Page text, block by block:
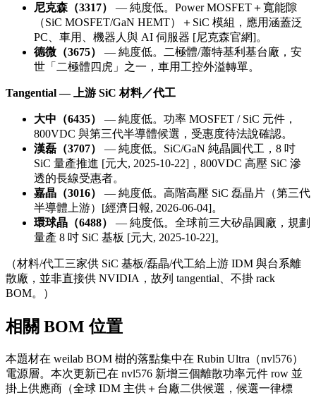
尼克森（3317）
— 純度低。Power MOSFET＋寬能隙
（SiC MOSFET/GaN HEMT）＋SiC 模組，應用涵蓋泛
PC、車用、機器人與 AI 伺服器 [尼克森官網]。
德微（3675）
— 純度低。二極體/蕭特基利基台廠，安
世「二極體四虎」之一，車用工控外溢轉單。
Tangential — 上游 SiC 材料／代工
大中（6435）
— 純度低。功率 MOSFET / SiC 元件，
800VDC 與第三代半導體候選，受惠度待法說確認。
漢磊（3707）
— 純度低。SiC/GaN 純晶圓代工，8 吋
SiC 量產推進 [元大, 2025-10-22]，800VDC 高壓 SiC 滲
透的長線受惠者。
嘉晶（3016）
— 純度低。高階高壓 SiC 磊晶片（第三代
半導體上游）[經濟日報, 2026-06-04]。
環球晶（6488）
— 純度低。全球前三大矽晶圓廠，規劃
量產 8 吋 SiC 基板 [元大, 2025-10-22]。
（材料/代工三家供 SiC 基板/磊晶/代工給上游 IDM 與台系離
散廠，並非直接供 NVIDIA，故列 tangential、不掛 rack
BOM。）
相關 BOM 位置
本題材在 weilab BOM 樹的落點集中在 Rubin Ultra（nvl576）
電源層。本次更新已在 nvl576 新增三個離散功率元件 row 並
掛上供應商（全球 IDM 主供＋台廠二供候選，候選一律標